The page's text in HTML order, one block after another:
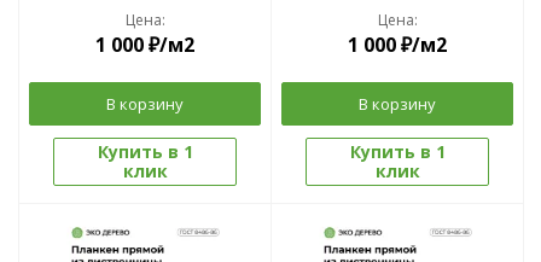
Цена:
1 000₽/м2
В корзину
Купить в 1
клик
Цена:
1 000₽/м2
В корзину
Купить в 1
клик